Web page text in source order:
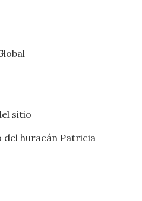
sitio
del huracán Patricia